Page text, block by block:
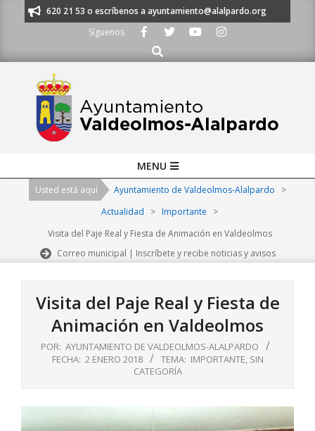
al 91 620 21 53 o escríbenos a ayuntamiento@alalpardo.org
Síguenos
Buscar
Navigation
MENU
Usted está aquí Ayuntamiento de Valdeolmos-Alalpardo
>
Actualidad
> Importante
>
Visita del Paje Real y Fiesta de Animación en Valdeolmos
Correo municipal | Inscríbete y recibe noticias y avisos
Visita del Paje Real y Fiesta de
Animación en Valdeolmos
POR: AYUNTAMIENTO DE VALDEOLMOS-ALALPARDO
FECHA: 2 ENERO 2018 TEMA: IMPORTANTE, SIN
CATEGORÍA